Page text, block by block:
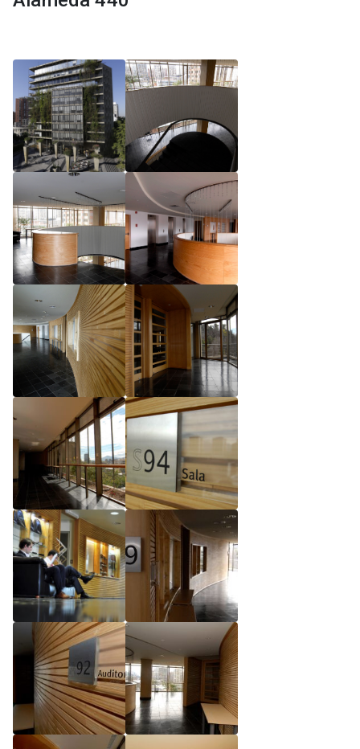
Reglamento de Magíster, Pontificia Universidad
Universidad Católica de Chile
Reglamento de Magíster, Pontificia Universidad
Católica de Chile LLM UC 2025
Reglamento de Seminarios de Graduación
Programa de Magíster en Derecho, LLM 2025